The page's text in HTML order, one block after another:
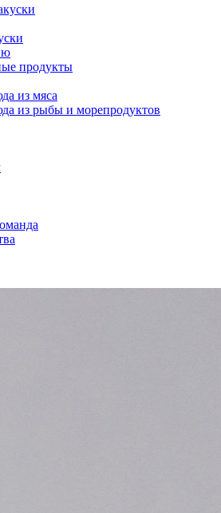
продукты
из мяса
из рыбы и морепродуктов